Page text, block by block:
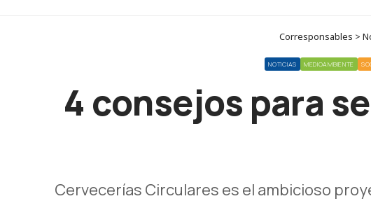
Corresponsables >
NOTICIAS MEDIOAMBIENTE
4 consejos para
Cervecerías Circulares es el ambicioso